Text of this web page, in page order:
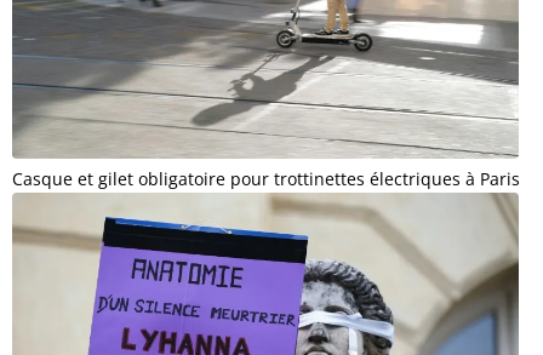
Casque et gilet obligatoire pour trottinettes électriques à Paris